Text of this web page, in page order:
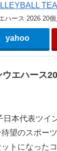
ハース 2026 20
yahoo
エハース
本代表ツイ
望のスポー
トになった